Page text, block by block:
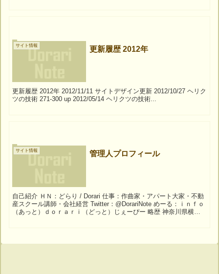
サイト情報 更新履歴 2012年
更新履歴 2012年 2012/11/11 サイトデザイン更新 2012/10/27 ヘリク
ツの技術 271-300 up 2012/05/14 ヘリクツの技術...
サイト情報 管理人プロフィール
自己紹介 ＨＮ：どらり / Dorari 仕事：作曲家・アパート大家・不動
産スクール講師・会社経営 Twitter：@DorariNote めーる：ｉｎｆｏ
（あっと）ｄｏｒａｒｉ（どっと）じぇーぴー 略歴 神奈川県横浜